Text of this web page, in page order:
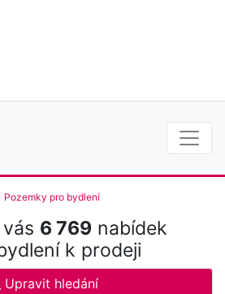
Pozemky pro bydlení
6 769 nabídek
k prodeji
Upravit hledání